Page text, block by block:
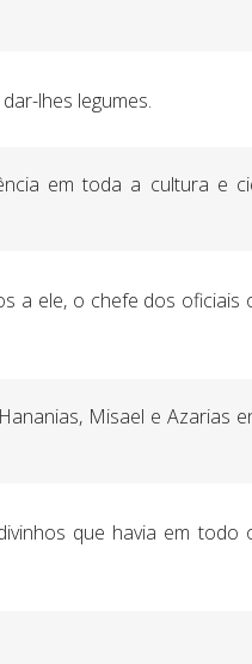
lhes legumes.
em toda a cultura e
a ele, o chefe dos oficiais
Misael e Azarias
que havia em todo